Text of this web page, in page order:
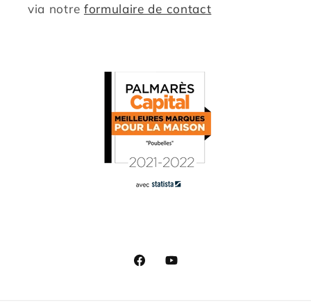
via notre formulaire de contact
FacebookYouTube